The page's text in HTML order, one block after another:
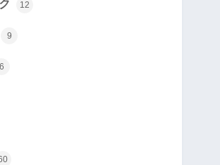
12
9
6